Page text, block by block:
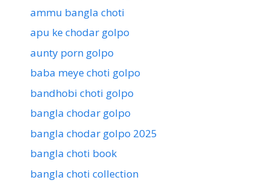
ammu bangla choti
apu ke chodar golpo
aunty porn golpo
baba meye choti golpo
bandhobi choti golpo
bangla chodar golpo
bangla chodar golpo 2025
bangla choti book
bangla choti collection